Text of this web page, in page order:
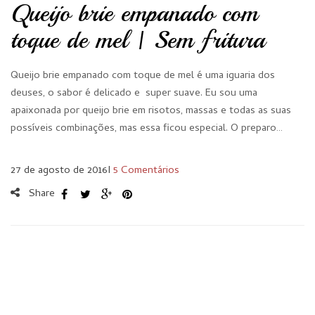
Queijo brie empanado com
toque de mel | Sem fritura
Queijo brie empanado com toque de mel é uma iguaria dos
deuses, o sabor é delicado e super suave. Eu sou uma
apaixonada por queijo brie em risotos, massas e todas as suas
possíveis combinações, mas essa ficou especial. O preparo…
27 de agosto de 2016I 5 Comentários
Share